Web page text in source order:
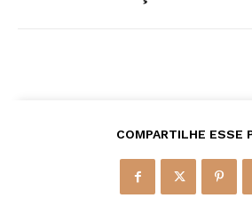
COMPARTILHE ESSE